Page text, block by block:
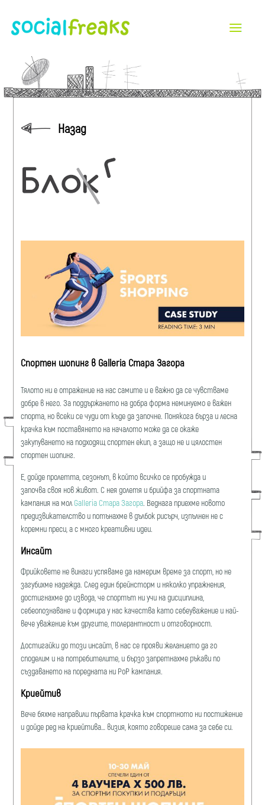
Назад
Спортен шопинг в Galleria Стара Загора
Тялото ни е отражение на нас самите и е важно да се чувстваме
добре в него. За поддържането на добра форма неминуемо е важен
спорта, но всеки се чуди от къде да започне. Понякога бърза и лесна
крачка към поставянето на началото може да се окаже
закупуването на подходящ спортен екип, а защо не и цялостен
спортен шопинг.
Е, дойде пролетта, сезонът, в който всичко се пробужда и
започва своя нов живот. С нея долетя и брийфа за спортната
кампания на молGalleria Стара Загора. Веднага приехме новото
предизвикателство и потънахме в дълбок рисърч, изпълнен не с
коремни преси, а с много креативни идеи.
Инсайт
Фрийковете не винаги успяваме да намерим време за спорт, но не
загубихме надежда. След един брейнсторм и няколко упражнения,
достигнахме до извода, че спортът ни учи на дисциплина,
себеопознаване и формира у нас качества като себеуважение и най-
вече уважение към другите, толерантност и отговорност.
Достигайки до този инсайт, в нас се прояви желанието да го
споделим и на потребителите, и бързо запретнахме ръкави по
създаването на поредната ни PoP кампания.
Криейтив
Вече бяхме направили първата крачка към спортното ни постижение
и дойде ред на криейтива… визия, която говореше сама за себе си.